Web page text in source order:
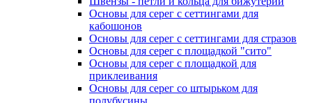
Основы для серег с сеттингами для
кабошонов
Основы для серег с сеттингами для стразов
Основы для серег с площадкой "сито"
Основы для серег с площадкой для
приклеивания
Основы для серег со штырьком для